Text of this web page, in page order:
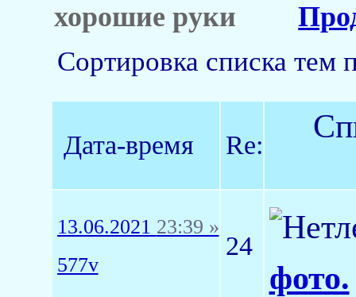
хорошие руки
Сортировка списка тем
Дата-время Re:
13.06.2021 23:39 »
577v
24
фото.